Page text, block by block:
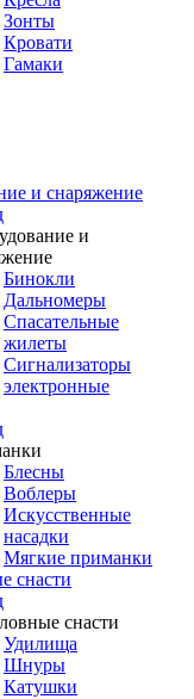
Зонты
Кровати
Гамаки
и снаряжение
и
Бинокли
Дальномеры
Спасательные
жилеты
Сигнализаторы
электронные
Блесны
Воблеры
Искусственные
насадки
Мягкие приманки
снасти
снасти
Удилища
Шнуры
Катушки